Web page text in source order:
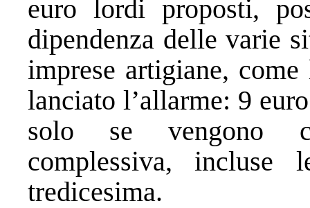
euro lordi proposti,
dipendenza delle varie
imprese artigiane,
lanciato l’allarme: 9
solo se vengono
complessiva,
tredicesima.